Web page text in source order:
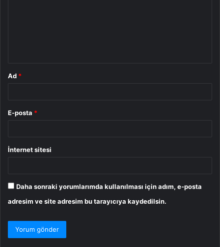
Ad *
E-posta *
İnternet sitesi
Daha sonraki yorumlarımda kullanılması için adım, e-posta
adresim ve site adresim bu tarayıcıya kaydedilsin.